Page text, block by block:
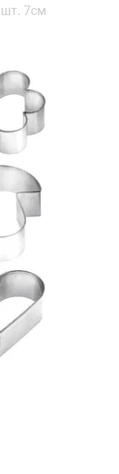
7см